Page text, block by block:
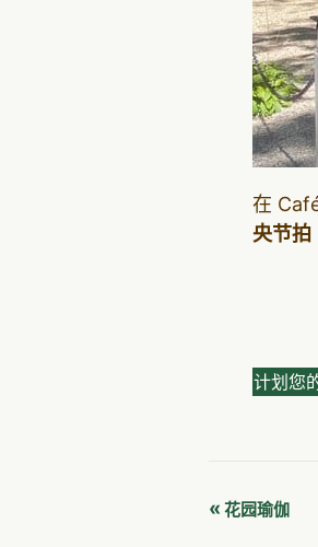
在
央节拍
计划您
活
« 花园瑜伽